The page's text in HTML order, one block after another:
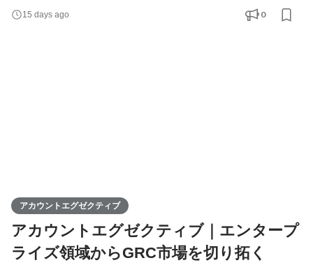
最前線で高いパフォーマンスを発揮しチームの基準を体現しなが
ら、商談機会最大化に向けた戦略立案から実行、メンバーの育成
15 days ago 0
アカウントエグゼクティブ
アカウントエグゼクティブ｜エンタープ
ライズ領域からGRC市場を切り拓く